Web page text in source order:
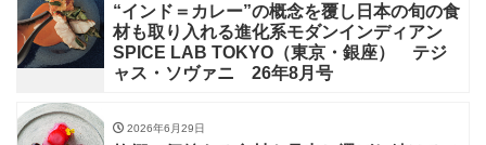
“インド＝カレー”の概念を覆し日本の旬の食
材も取り入れる進化系モダンインディアン
SPICE LAB TOKYO（東京・銀座） テジ
ャス・ソヴァニ 26年8月号
2026年6月29日